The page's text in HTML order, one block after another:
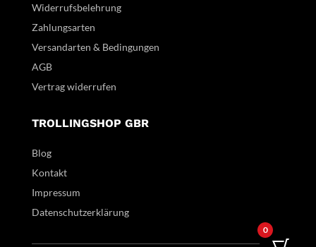
Widerrufsbelehrung
Zahlungsarten
Versandarten & Bedingungen
AGB
Vertrag widerrufen
TROLLINGSHOP GBR
Blog
Kontakt
Impressum
Datenschutzerklärung
0